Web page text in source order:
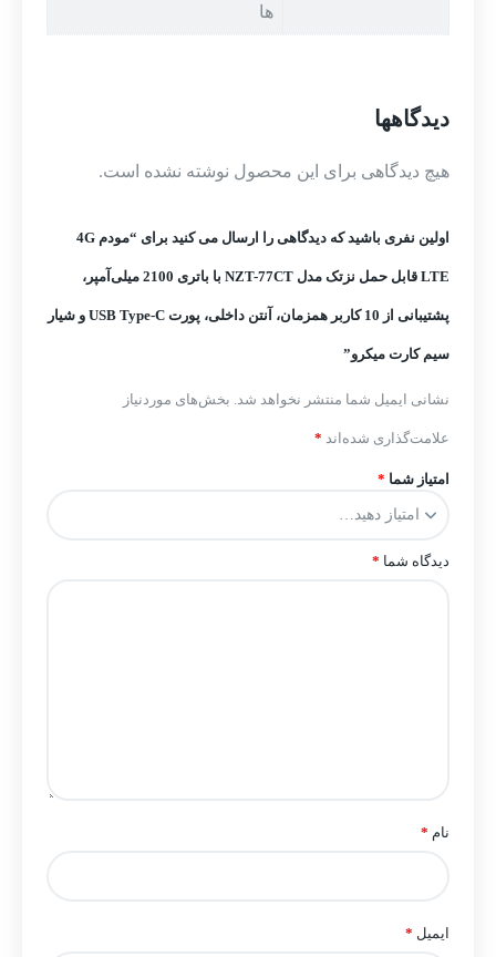
ها
دیدگاهها
هیچ دیدگاهی برای این محصول نوشته نشده است.
اولین نفری باشید که دیدگاهی را ارسال می کنید برای “مودم 4G
LTE قابل حمل نزتک مدل NZT-77CT با باتری 2100 میلی‌آمپر،
پشتیبانی از 10 کاربر همزمان، آنتن داخلی، پورت USB Type-C و شیار
سیم کارت میکرو”
نشانی ایمیل شما منتشر نخواهد شد. بخش‌های موردنیاز
علامت‌گذاری شده‌اند *
امتیاز شما *
دیدگاه شما *
نام *
ایمیل *